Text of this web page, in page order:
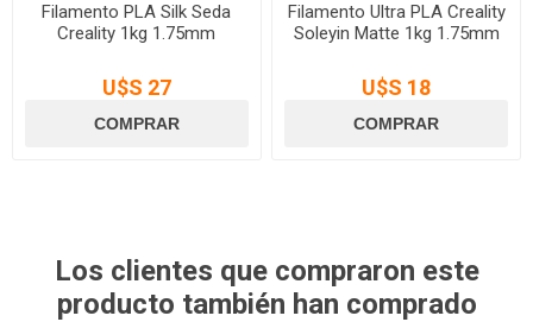
Filamento PLA Silk Seda
Creality 1kg 1.75mm
U$S 27
Filamento Ultra PLA Creality
Soleyin Matte 1kg 1.75mm
U$S 18
Los clientes que compraron este
producto también han comprado